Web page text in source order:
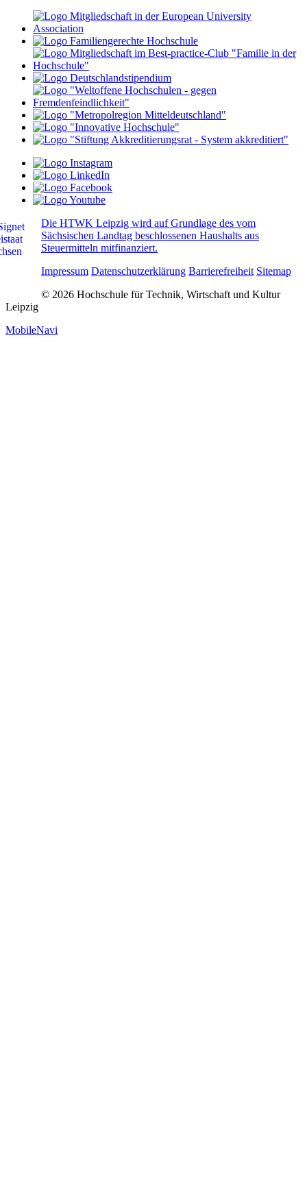
Die HTWK Leipzig wird auf Grundlage des vom
Sächsischen Landtag beschlossenen Haushalts aus
Steuermitteln mitfinanziert.
Impressum Datenschutzerklärung Barrierefreiheit Sitemap
© 2026 Hochschule für Technik, Wirtschaft und Kultur
Leipzig
MobileNavi